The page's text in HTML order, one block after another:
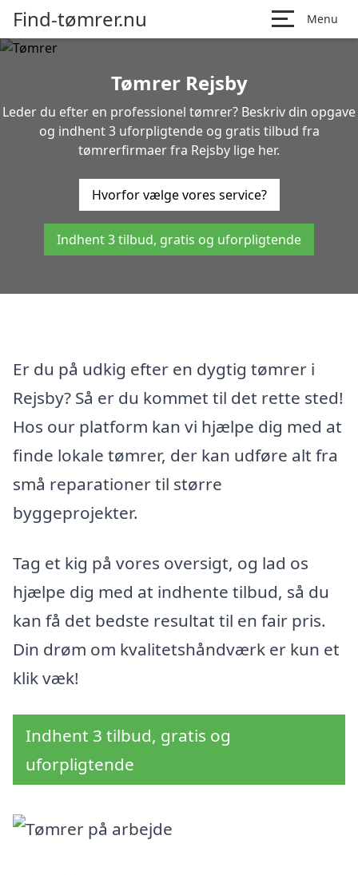
Find-tømrer.nu Menu
Tømrer Rejsby
Leder du efter en professionel tømrer? Beskriv din opgave
og indhent 3 uforpligtende og gratis tilbud fra
tømrerfirmaer fra Rejsby lige her.
Hvorfor vælge vores service?
Indhent 3 tilbud, gratis og uforpligtende
Er du på udkig efter en dygtig tømrer i
Rejsby? Så er du kommet til det rette sted!
Hos our platform kan vi hjælpe dig med at
finde lokale tømrer, der kan udføre alt fra
små reparationer til større
byggeprojekter.
Tag et kig på vores oversigt, og lad os
hjælpe dig med at indhente tilbud, så du
kan få det bedste resultat til en fair pris.
Din drøm om kvalitetshåndværk er kun et
klik væk!
Indhent 3 tilbud, gratis og
uforpligtende